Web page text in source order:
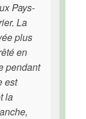
Pays-
La
plus
en
pendant
est
la